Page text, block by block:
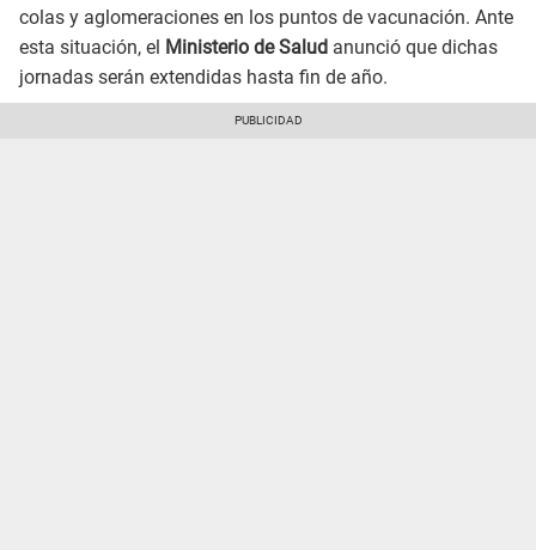
colas y aglomeraciones en los puntos de vacunación. Ante
esta situación, el Ministerio de Salud anunció que dichas
jornadas serán extendidas hasta fin de año.